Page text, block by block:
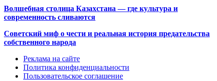
Волшебная столица Казахстана — где культура и
современность сливаются
Советский миф о чести и реальная история предательства
собственного народа
Реклама на сайте
Политика конфиденциальности
Пользовательское соглашение